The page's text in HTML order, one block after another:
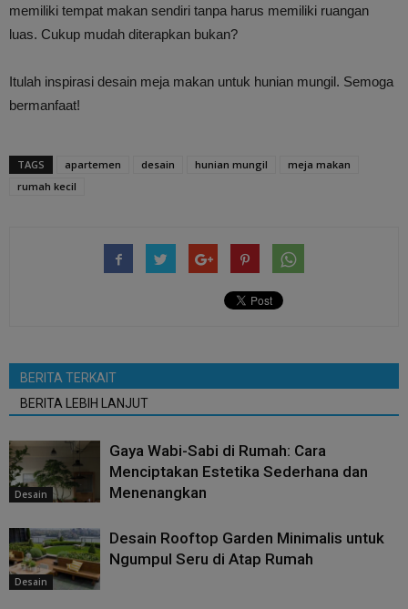
memiliki tempat makan sendiri tanpa harus memiliki ruangan
luas. Cukup mudah diterapkan bukan?
Itulah inspirasi desain meja makan untuk hunian mungil. Semoga
bermanfaat!
TAGS apartemen desain hunian mungil
meja makan
rumah kecil
BERITA TERKAIT
BERITA LEBIH LANJUT
Desain
Gaya Wabi-Sabi di Rumah: Cara
Menciptakan Estetika Sederhana dan
Menenangkan
Desain
Desain Rooftop Garden Minimalis untuk
Ngumpul Seru di Atap Rumah